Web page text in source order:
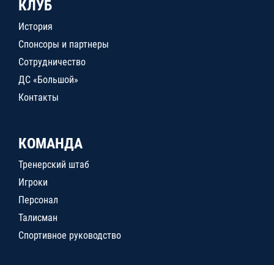
КЛУБ
История
Спонсоры и партнеры
Сотрудничество
ДС «Большой»
Контакты
КОМАНДА
Тренерский штаб
Игроки
Персонал
Талисман
Спортивное руководство